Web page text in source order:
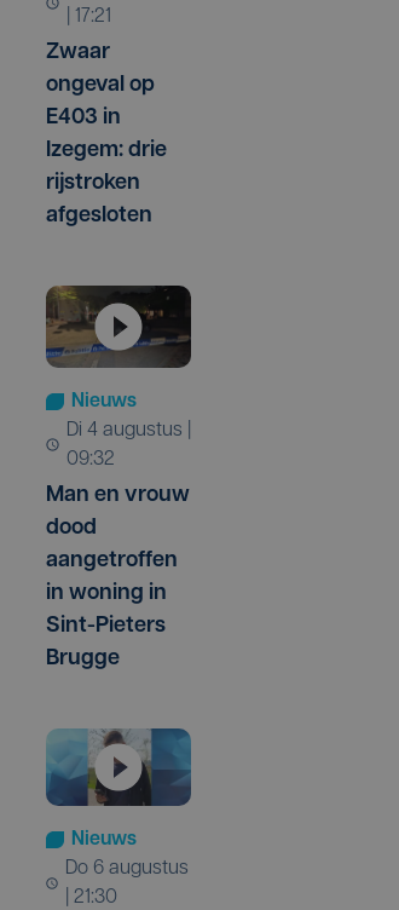
| 17:21
Zwaar
ongeval op
E403 in
Izegem: drie
rijstroken
afgesloten
Nieuws
di 4 augustus |
09:32
Man en vrouw
dood
aangetroffen
in woning in
Sint-Pieters
Brugge
Nieuws
do 6 augustus
| 21:30